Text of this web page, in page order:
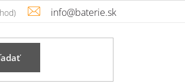
info@baterie.sk